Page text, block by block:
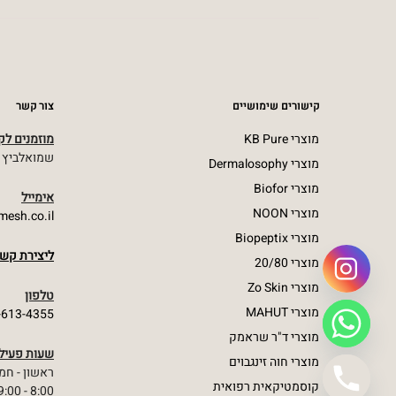
קישורים שימושיים
מוצרי KB Pure
מוצרי Dermalosophy
מוצרי Biofor
מוצרי NOON
מוצרי Biopeptix
מוצרי 20/80
מוצרי Zo Skin
מוצרי MAHUT
מוצרי ד"ר שראמק
מוצרי חוה זינגבוים
קוסמטיקאית רפואית
צור קשר
מוזמנים
שמואלביץ מרדכי
אימייל
ליצירת
טלפון
613-4355
שעות
ראשון -
8:00 - 19:00